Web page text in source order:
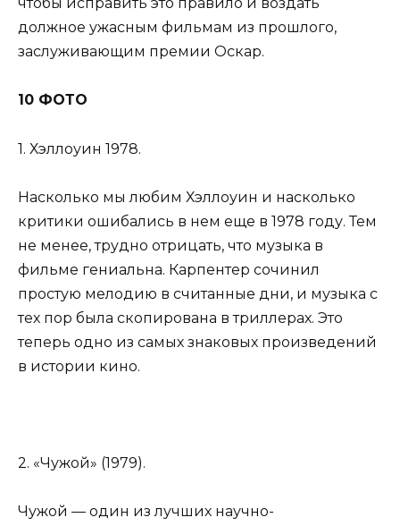
должное ужасным фильмам из прошлого,
заслуживающим премии Оскар.
10 ФОТО
1. Хэллоуин 1978.
Насколько мы любим Хэллоуин и насколько
критики ошибались в нем еще в 1978 году. Тем
не менее, трудно отрицать, что музыка в
фильме гениальна. Карпентер сочинил
простую мелодию в считанные дни, и музыка с
тех пор была скопирована в триллерах. Это
теперь одно из самых знаковых произведений
в истории кино.
2. «Чужой» (1979).
Чужой — один из лучших научно-